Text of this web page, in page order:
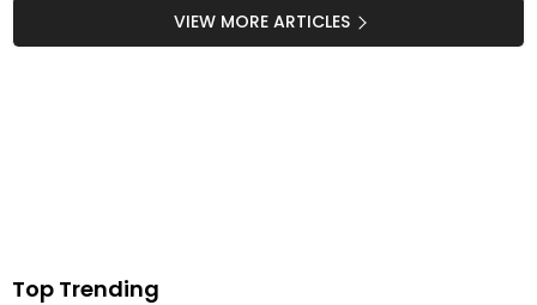
کون سی بڑی بیماریاں جنم
لیتی ہیں
آنے والی ملائکہ زیرہ کے
پانی میں کیا ڈال کر پیتی
VIEW MORE ARTICLES
Top Trending